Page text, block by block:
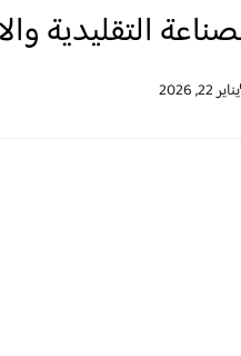
التقليدية
يناير 22, 2026